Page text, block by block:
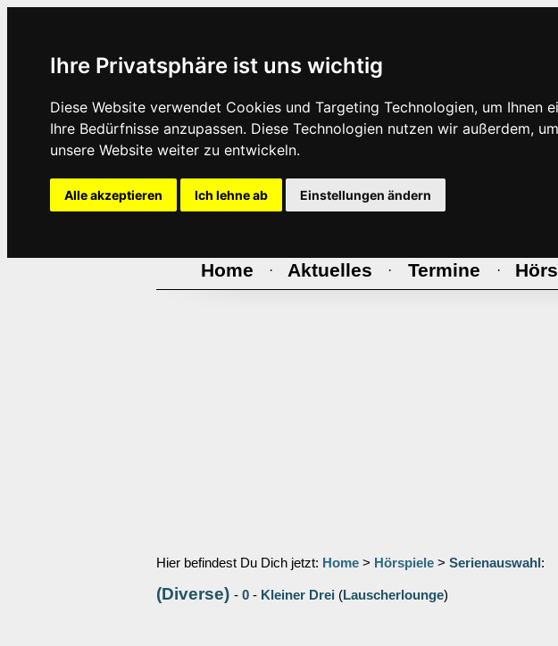
Ihre Privatsphäre ist uns wichtig
Diese Website verwendet Cookies und Targeting Technologien, um Ihnen
Ihre Bedürfnisse anzupassen. Diese Technologien nutzen wir außerdem,
unsere Website weiter zu entwickeln.
Alle akzeptieren Ich lehne ab Einstellungen ändern
Home · Aktuelles · Termine ·
Hier befindest Du Dich jetzt: Home > Hörspiele > Serienauswahl :
(Diverse) - 0 - Kleiner Drei (Lauscherlounge)